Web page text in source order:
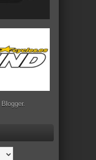
Blogger.